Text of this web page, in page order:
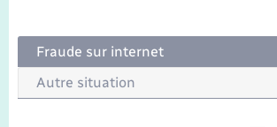
Organisation d’événement
Sécurité - Prévention
Fraude sur internet
Autre situation